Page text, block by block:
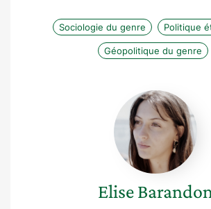
Sociologie du genre Politique
Géopolitique du genre
Elise
Barandon
Elise